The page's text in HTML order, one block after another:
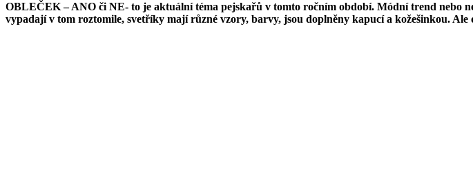
OBLEČEK – ANO či NE- to je aktuální téma pejskařů v tomto ročním období. Módní trend nebo
vypadají v tom roztomile, svetříky mají různé vzory, barvy, jsou doplněny kapucí a kožešinkou.